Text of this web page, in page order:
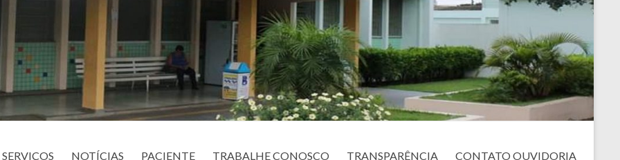
SERVIÇOS NOTÍCIAS PACIENTE TRABALHE CONOSCO TRANSPARÊNCIA CONTATO OUVIDORIA